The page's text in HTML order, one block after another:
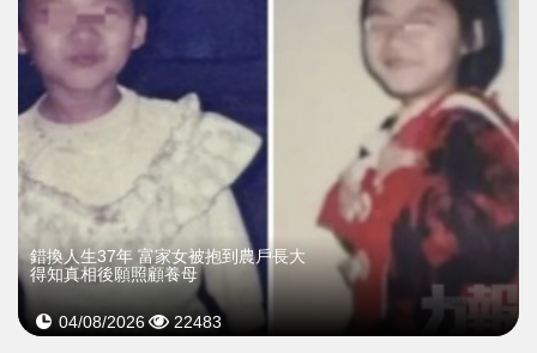
錯換人生37年 富家女被抱到農戶長大
得知真相後願照顧養母
04/08/2026 22483